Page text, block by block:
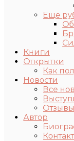
Еще
Книги
Открытки
Как
Новости
Все
Автор